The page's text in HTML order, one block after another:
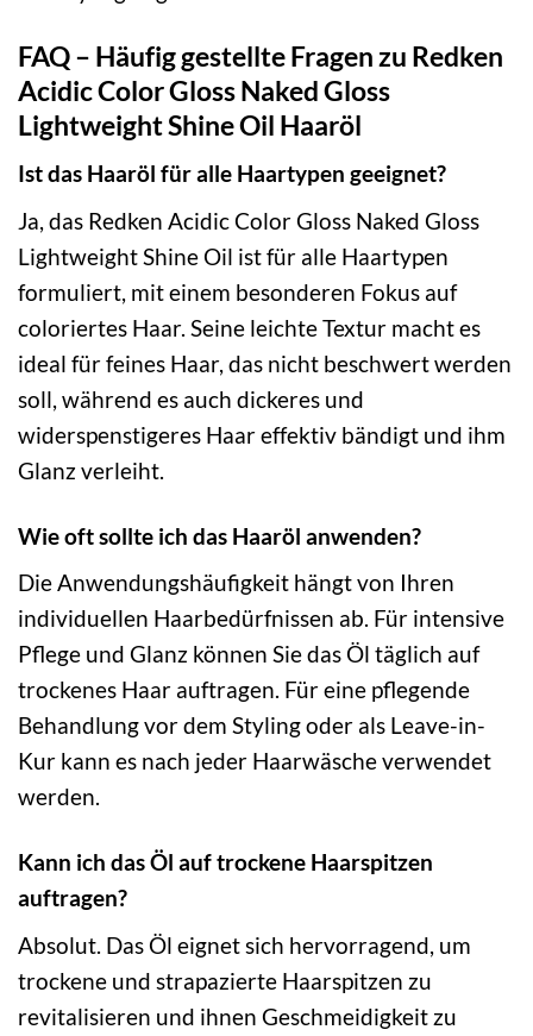
FAQ – Häufig gestellte Fragen zu Redken
Acidic Color Gloss Naked Gloss
Lightweight Shine Oil Haaröl
Ist das Haaröl für alle Haartypen geeignet?
Ja, das Redken Acidic Color Gloss Naked Gloss
Lightweight Shine Oil ist für alle Haartypen
formuliert, mit einem besonderen Fokus auf
coloriertes Haar. Seine leichte Textur macht es
ideal für feines Haar, das nicht beschwert werden
soll, während es auch dickeres und
widerspenstigeres Haar effektiv bändigt und ihm
Glanz verleiht.
Wie oft sollte ich das Haaröl anwenden?
Die Anwendungshäufigkeit hängt von Ihren
individuellen Haarbedürfnissen ab. Für intensive
Pflege und Glanz können Sie das Öl täglich auf
trockenes Haar auftragen. Für eine pflegende
Behandlung vor dem Styling oder als Leave-in-
Kur kann es nach jeder Haarwäsche verwendet
werden.
Kann ich das Öl auf trockene Haarspitzen
auftragen?
Absolut. Das Öl eignet sich hervorragend, um
trockene und strapazierte Haarspitzen zu
revitalisieren und ihnen Geschmeidigkeit zu